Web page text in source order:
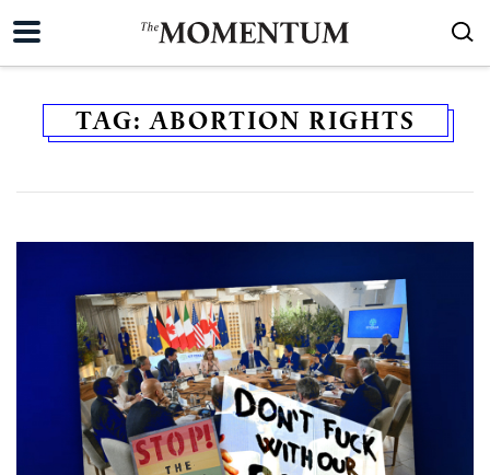
TAG:ABORTION RIGHTS